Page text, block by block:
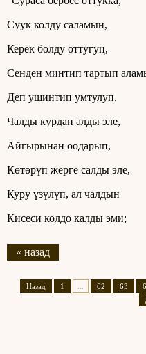
Суук колду саламын,
Керек болду оттугуң,
Сенден минтип тартып
Деп ушинтип умтулуп,
Чалды курдан алды эле,
Айгырынан оодарып,
Көтөрүп жерге салды эле,
Куру үзүлүп, ал чалдын
Кисеси колдо калды эми;
« назад
Назад 1 62 63